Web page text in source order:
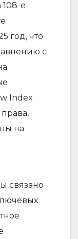
е
год, что
с
Index
на
связано